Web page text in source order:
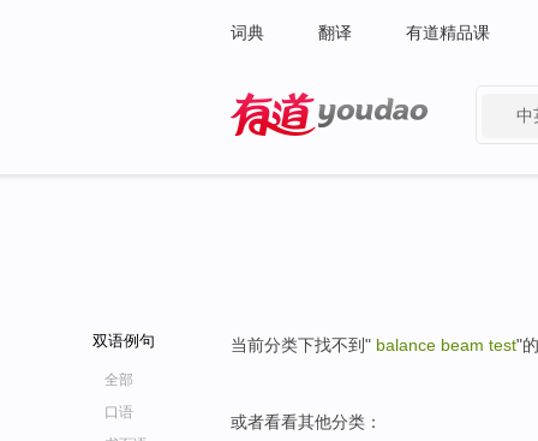
词典 翻译 有道精品课
中
双语例句
全部
口语
当前分类下找不到" balance beam test"
或者看看其他分类：